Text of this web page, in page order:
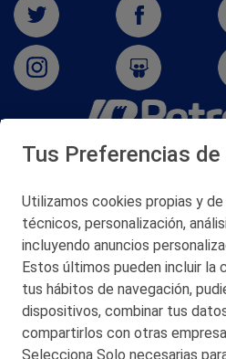
San Martín 5-
© 2026
Tus Preferencias de
Utilizamos cookies propias y
técnicos, personalización,
incluyendo anuncios
Estos últimos pueden incluir la
tus hábitos de navegación,
dispositivos, combinar tus
compartirlos con otras
Selecciona Solo necesarias